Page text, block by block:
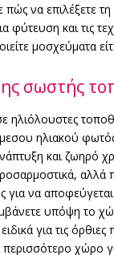
να επιλέξετε
φύτευση και τις
μοσχεύματα
σωστής
ηλιόλουστες
ηλιακού
και ζωηρό
αλλά
για να
υπόψη το
για τις όρθιες
περισσότερο χώρο